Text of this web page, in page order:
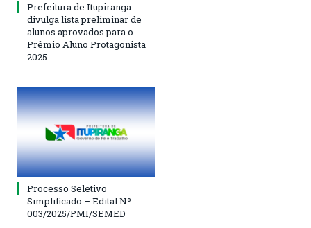
Prefeitura de Itupiranga
divulga lista preliminar de
alunos aprovados para o
Prêmio Aluno Protagonista
2025
Processo Seletivo
Simplificado – Edital Nº
003/2025/PMI/SEMED